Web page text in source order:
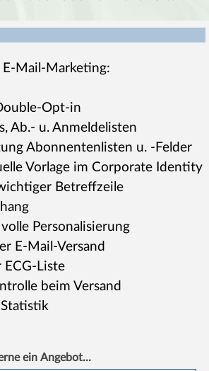
Mail-Marketing:
Opt-in
Ab.- u. Anmeldelisten
Abonnentenlisten u. -Felder
Vorlage im Corporate Identity
Betreffzeile
Personalisierung
E-Mail-Versand
ECG-Liste
beim Versand
ein Angebot...